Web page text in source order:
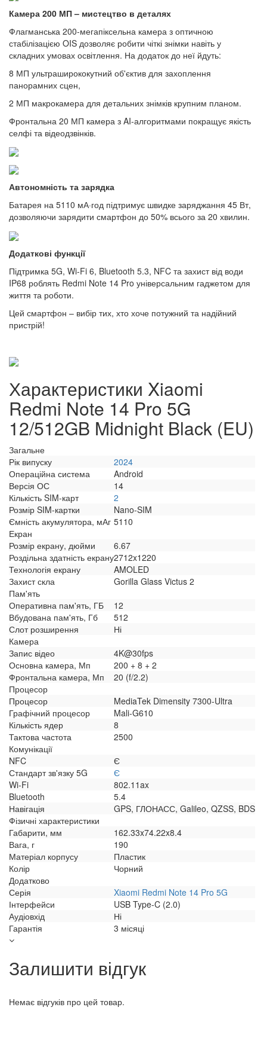
Камера 200 МП – мистецтво в деталях
Флагманська 200-мегапіксельна камера з оптичною
стабілізацією OIS дозволяє робити чіткі знімки навіть у
складних умовах освітлення. На додаток до неї йдуть:
8 МП ультраширококутний об'єктив для захоплення
панорамних сцен,
2 МП макрокамера для детальних знімків крупним планом.
Фронтальна 20 МП камера з AI-алгоритмами покращує якість
селфі та відеодзвінків.
Автономність та зарядка
Батарея на 5110 мА·год підтримує швидке заряджання 45 Вт,
дозволяючи зарядити смартфон до 50% всього за 20 хвилин.
Додаткові функції
Підтримка 5G, Wi-Fi 6, Bluetooth 5.3, NFC та захист від води
IP68 роблять Redmi Note 14 Pro універсальним гаджетом для
життя та роботи.
Цей смартфон – вибір тих, хто хоче потужний та надійний
пристрій!
Характеристики Xiaomi
Redmi Note 14 Pro 5G
12/512GB Midnight Black (EU)
Загальне
Рік випуску
2024
Операційна система
Android
Версія ОС
14
Кількість SIM-карт
2
Розмір SIM-картки
Nano-SIM
Ємність акумулятора, мАг 5110
Екран
Розмір екрану, дюйми
6.67
Роздільна здатність екрану2712x1220
Технологія екрану
AMOLED
Захист скла
Gorilla Glass Victus 2
Пам'ять
Оперативна пам'ять, ГБ
12
Вбудована пам'ять, Гб
512
Слот розширення
Ні
Камера
Запис відео
4K@30fps
Основна камера, Мп
200 + 8 + 2
Фронтальна камера, Мп
20 (f/2.2)
Процесор
Процесор
MediaTek Dimensity 7300-Ultra
Графічний процесор
Mali-G610
Кількість ядер
8
Тактова частота
2500
Комунікації
NFC
Є
Стандарт зв'язку 5G
Є
Wi-Fi
802.11ax
Bluetooth
5.4
Навігація
GPS, ГЛОНАСС, Galileo, QZSS, BDS
Фізичні характеристики
Габарити, мм
162.33x74.22x8.4
Вага, г
190
Матеріал корпусу
Пластик
Колір
Чорний
Додатково
Серія
Xiaomi Redmi Note 14 Pro 5G
Інтерфейси
USB Type-C (2.0)
Аудіовхід
Ні
Гарантія
3 місяці
Залишити відгук
Немає відгуків про цей товар.